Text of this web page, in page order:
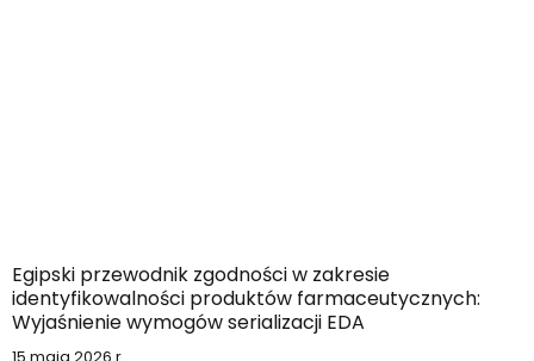
Egipski przewodnik zgodności w zakresie
identyfikowalności produktów farmaceutycznych:
Wyjaśnienie wymogów serializacji EDA